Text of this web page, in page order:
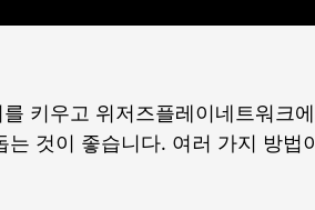
키우고 위저즈플레이네트워크
것이 좋습니다. 여러 가지 방